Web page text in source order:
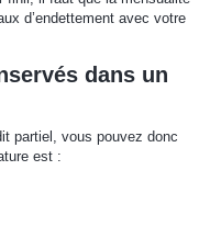
d’endettement avec votre
dans un
partiel, vous pouvez donc
est :